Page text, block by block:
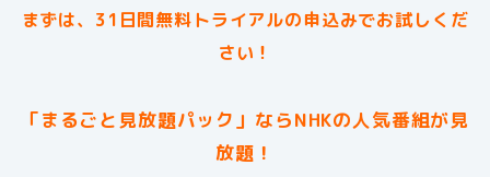
まずは、31日間無料トライアルの申込みでお試しくだ
さい！
「まるごと見放題パック」ならNHKの人気番組が見
放題！